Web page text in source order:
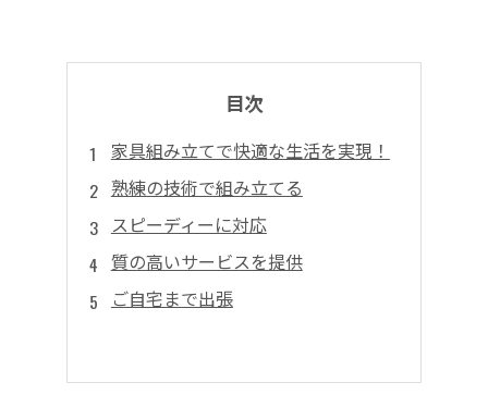
目次
家具組み立てで快適な生活を実現！
熟練の技術で組み立てる
スピーディーに対応
質の高いサービスを提供
ご自宅まで出張